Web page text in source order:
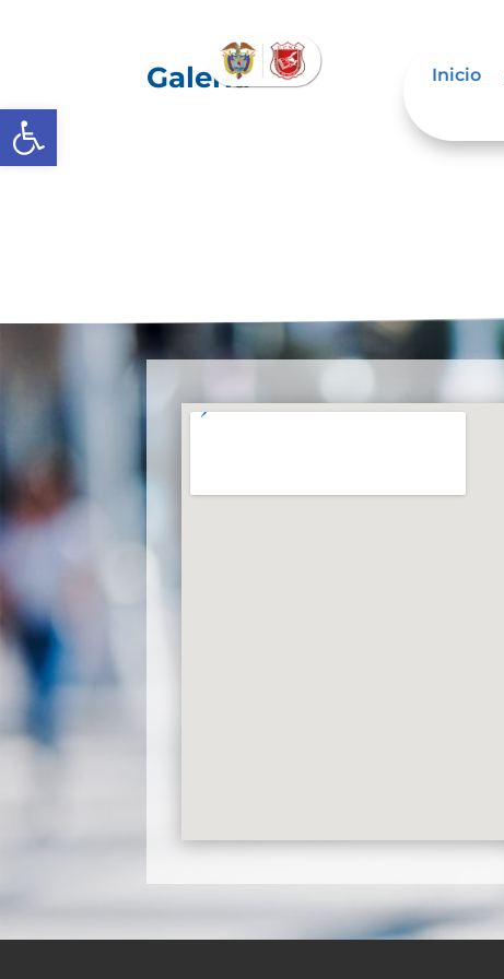
Abrir barra de herramientas
Inicio
Galería